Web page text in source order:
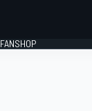
FANSHOP